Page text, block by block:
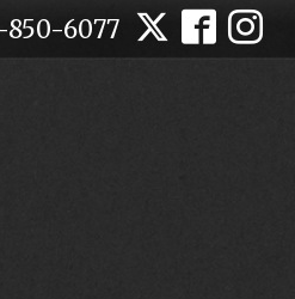
850-6077